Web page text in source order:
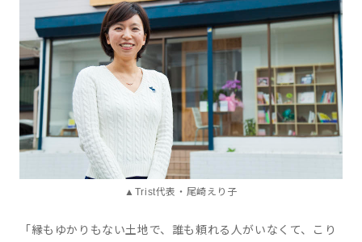
▲Trist代表・尾崎えり子
「縁もゆかりもない土地で、誰も頼れる人がいなくて、こり